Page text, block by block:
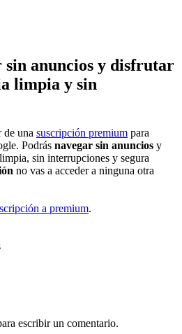
sin anuncios y disfrutar
limpia y sin
de una suscripción premium para
Podrás navegar sin anuncios y
sin interrupciones y segura
no vas a acceder a ninguna otra
a premium.
escribir un comentario.